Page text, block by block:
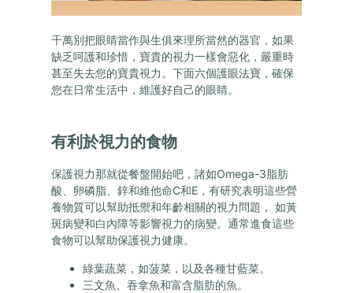
千萬別把眼睛當作與生俱來理所當然的器官，如果
缺乏呵護和珍惜，寶貴的視力一樣會惡化，嚴重時
甚至失去您的寶貴視力。下面六個護眼法寶，確保
您在日常生活中，維護好自己的眼睛。
有利於視力的食物
保護視力那就從餐盤開始吧，諸如Omega-3脂肪
酸、卵磷脂、鋅和維他命C和E，有研究表明這些營
養物質可以幫助抵禦和年齡相關的視力問題， 如黃
斑病變和白內障等影響視力的病變。通常進食這些
食物可以幫助保護視力健康。
綠葉蔬菜，如菠菜，以及各種甘藍菜。
三文魚、吞拿魚和富含脂肪的魚。